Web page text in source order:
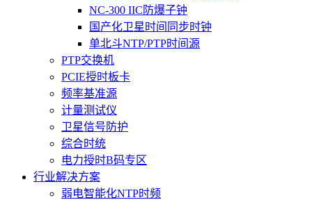
NC-300 IIC防爆子钟
国产化卫星时间同步时钟
单北斗NTP/PTP时间源
PTP交换机
PCIE授时板卡
频率基准源
计量测试仪
卫星信号防护
综合时统
电力授时B码专区
行业解决方案
弱电智能化NTP时频